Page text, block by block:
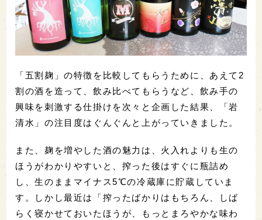
「五割麹」の特徴を比較してもらうために、あえて2
割の酒を造って、飲み比べてもらうなど、飲み手の
興味を刺激する仕掛けを次々と企画した結果、「岩
清水」の注目度はぐんぐんと上がっていきました。
また、麹を増やした酒の魅力は、火入れよりも生の
ほうがわかりやすいと、搾った後はすぐに瓶詰め
し、生のままマイナス5℃の冷蔵庫に貯蔵していま
す。しかし最近は「搾ったばかりはもちろん、しば
らく寝かせておいたほうが、もっとまろやかな味わ